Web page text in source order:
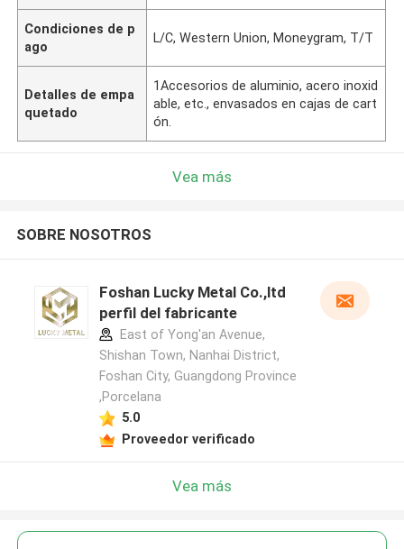
Condiciones de p
ago
L/C, Western Union, Moneygram, T/T
Detalles de empa
quetado
1Accesorios de aluminio, acero inoxid
able, etc., envasados en cajas de cart
ón.
Vea más
SOBRE NOSOTROS
Foshan Lucky Metal Co.,ltd
perfil del fabricante
East of Yong'an Avenue,
Shishan Town, Nanhai District,
Foshan City, Guangdong Province
,Porcelana
5.0
Proveedor verificado
Vea más